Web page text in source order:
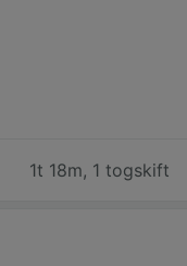
1t 18m, 1 togskift